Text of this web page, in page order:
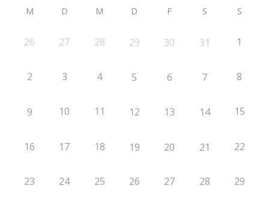
M D M D F S S
26 27 28 29 30 31 1
2 3 4 5 6 7 8
9 10 11 12 13 14 15
16 17 18 19 20 21 22
23 24 25 26 27 28 29